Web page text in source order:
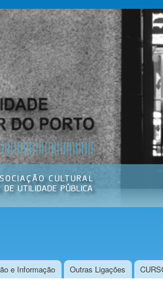
e Informação Outras Ligações